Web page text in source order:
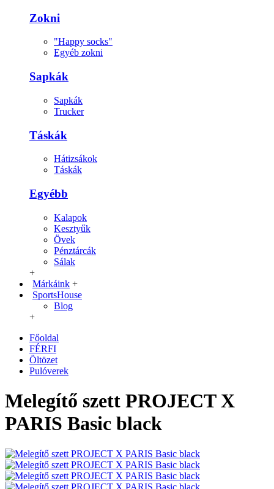
Zokni
"Happy socks"
Egyéb zokni
Sapkák
Sapkák
Trucker
Táskák
Hátizsákok
Táskák
Egyébb
Kalapok
Kesztyűk
Övek
Pénztárcák
Sálak
+
Márkáink +
SportsHouse
Blog
+
Főoldal
FÉRFI
Öltözet
Pulóverek
Melegítő szett PROJECT X
PARIS Basic black